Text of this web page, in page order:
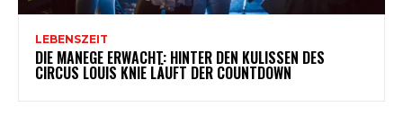
LEBENSZEIT
DIE MANEGE ERWACHT: HINTER DEN KULISSEN DES
CIRCUS LOUIS KNIE LÄUFT DER COUNTDOWN